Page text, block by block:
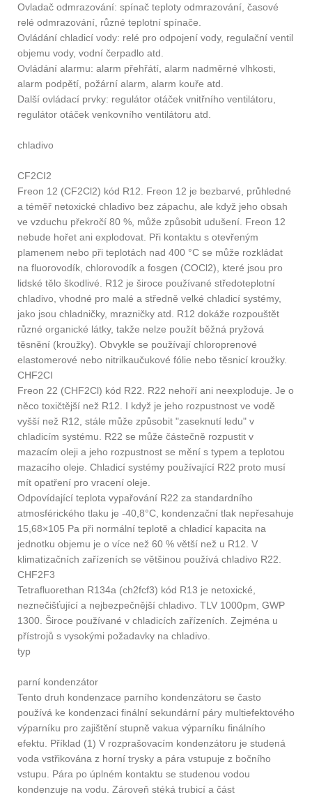
Ovladač odmrazování: spínač teploty odmrazování, časové
relé odmrazování, různé teplotní spínače.
Ovládání chladicí vody: relé pro odpojení vody, regulační ventil
objemu vody, vodní čerpadlo atd.
Ovládání alarmu: alarm přehřátí, alarm nadměrné vlhkosti,
alarm podpětí, požární alarm, alarm kouře atd.
Další ovládací prvky: regulátor otáček vnitřního ventilátoru,
regulátor otáček venkovního ventilátoru atd.
chladivo
CF2CI2
Freon 12 (CF2Cl2) kód R12. Freon 12 je bezbarvé, průhledné
a téměř netoxické chladivo bez zápachu, ale když jeho obsah
ve vzduchu překročí 80 %, může způsobit udušení. Freon 12
nebude hořet ani explodovat. Při kontaktu s otevřeným
plamenem nebo při teplotách nad 400 °C se může rozkládat
na fluorovodík, chlorovodík a fosgen (COCl2), které jsou pro
lidské tělo škodlivé. R12 je široce používané středoteplotní
chladivo, vhodné pro malé a středně velké chladicí systémy,
jako jsou chladničky, mrazničky atd. R12 dokáže rozpouštět
různé organické látky, takže nelze použít běžná pryžová
těsnění (kroužky). Obvykle se používají chloroprenové
elastomerové nebo nitrilkaučukové fólie nebo těsnicí kroužky.
CHF2CI
Freon 22 (CHF2Cl) kód R22. R22 nehoří ani neexploduje. Je o
něco toxičtější než R12. I když je jeho rozpustnost ve vodě
vyšší než R12, stále může způsobit "zaseknutí ledu" v
chladicím systému. R22 se může částečně rozpustit v
mazacím oleji a jeho rozpustnost se mění s typem a teplotou
mazacího oleje. Chladicí systémy používající R22 proto musí
mít opatření pro vracení oleje.
Odpovídající teplota vypařování R22 za standardního
atmosférického tlaku je -40,8°C, kondenzační tlak nepřesahuje
15,68×105 Pa při normální teplotě a chladicí kapacita na
jednotku objemu je o více než 60 % větší než u R12. V
klimatizačních zařízeních se většinou používá chladivo R22.
CHF2F3
Tetrafluorethan R134a (ch2fcf3) kód R13 je netoxické,
neznečišťující a nejbezpečnější chladivo. TLV 1000pm, GWP
1300. Široce používané v chladicích zařízeních. Zejména u
přístrojů s vysokými požadavky na chladivo.
typ
parní kondenzátor
Tento druh kondenzace parního kondenzátoru se často
používá ke kondenzaci finální sekundární páry multiefektového
výparníku pro zajištění stupně vakua výparníku finálního
efektu. Příklad (1) V rozprašovacím kondenzátoru je studená
voda vstřikována z horní trysky a pára vstupuje z bočního
vstupu. Pára po úplném kontaktu se studenou vodou
kondenzuje na vodu. Zároveň stéká trubicí a část